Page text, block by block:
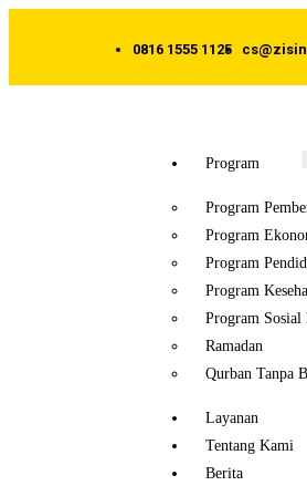
0816 1555 1125
Program
Program
Program
Program
Program
Program Sosial
Ramadan
Qurban Tanpa
Layanan
Tentang Kami
Berita